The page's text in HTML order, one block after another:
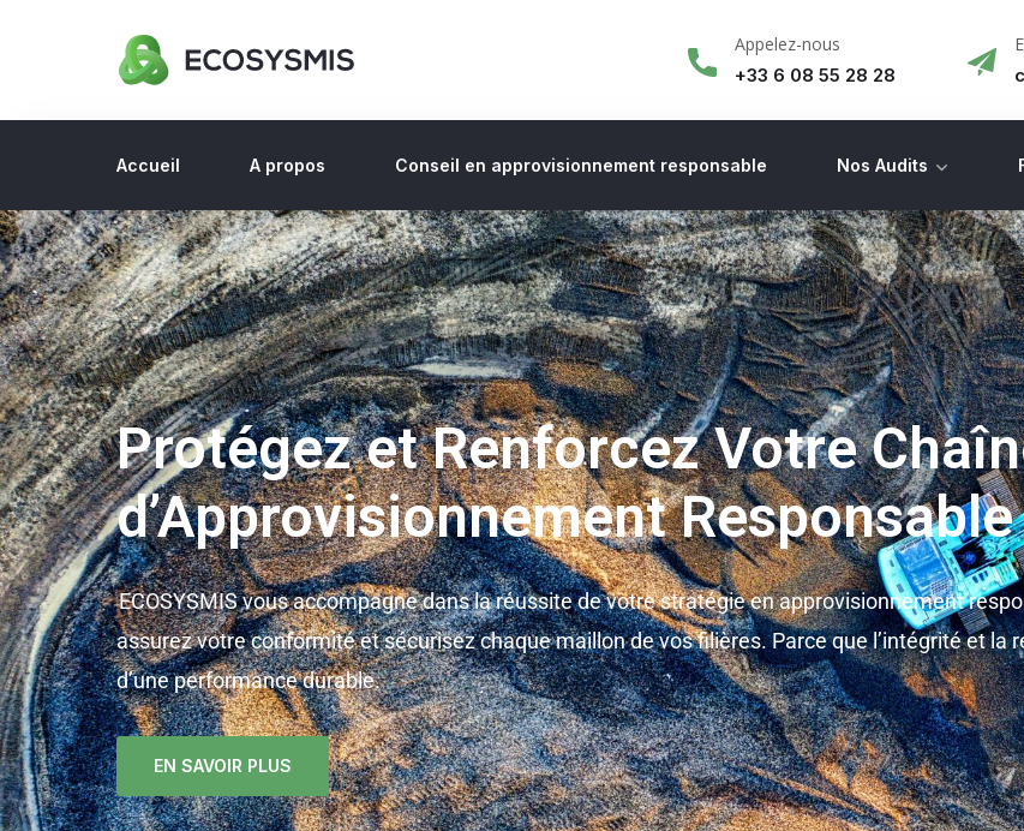
Appelez-nous
+33 6 08 55 28 28
Accueil A propos Conseil en approvisionnement responsable Nos Audits
Protégez et Renforcez Votre
d’Approvisionnement Responsable
ECOSYSMIS vous accompagne dans la réussite devotrestratégie en approvisionnement
assurez votre conformité et sécurisez chaque maillon de vosfilières. Parce que l’intégrité et la
d’une performance durable.
EN SAVOIR PLUS